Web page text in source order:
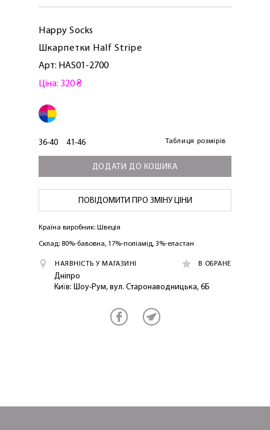
Happy Socks
Шкарпетки Half Stripe
Арт: HAS01-2700
Ціна: 320 ₴
36-40 41-46 Таблиця розмірів
ДОДАТИ ДО КОШИКА
ПОВІДОМИТИ ПРО ЗМІНУ ЦІНИ
Країна виробник: Швеція
Склад: 80%-бавовна, 17%-поліамід, 3%-еластан
НАЯВНІСТЬ У МАГАЗИНІ В ОБРАНЕ
Дніпро
Київ: Шоу-Рум, вул. Старонаводницька, 6Б
NOSOVSKI.COM! ПРИЙМІТЬ ВІД НАС
ПЕРШЕ ПОКУПКУ
ОТРИМАТИ!